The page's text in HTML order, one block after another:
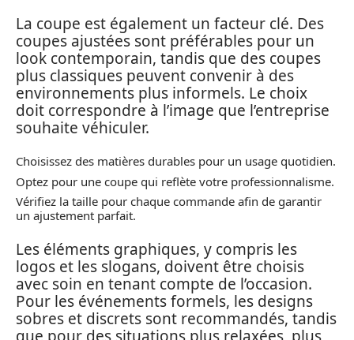
La coupe est également un facteur clé. Des
coupes ajustées sont préférables pour un
look contemporain, tandis que des coupes
plus classiques peuvent convenir à des
environnements plus informels. Le choix
doit correspondre à l’image que l’entreprise
souhaite véhiculer.
Choisissez des matières durables pour un usage quotidien.
Optez pour une coupe qui reflète votre professionnalisme.
Vérifiez la taille pour chaque commande afin de garantir
un ajustement parfait.
Les éléments graphiques, y compris les
logos et les slogans, doivent être choisis
avec soin en tenant compte de l’occasion.
Pour les événements formels, les designs
sobres et discrets sont recommandés, tandis
que pour des situations plus relaxées, plus